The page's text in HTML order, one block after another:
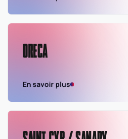
ORECA
En savoir plus